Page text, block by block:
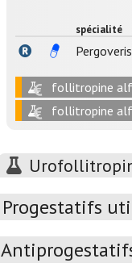
spécialité
Pergoveris
follitropine
follitropine
Progestatifs